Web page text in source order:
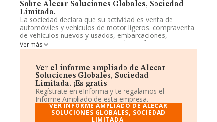
Sobre Alecar Soluciones Globales, Sociedad
Limitada.
La sociedad declara que su actividad es venta de
automóviles y vehículos de motor ligeros. compraventa
de vehículos nuevos y usados, embarcaciones,
camiones, caravanas. construcción y reformas,
edificación de edificios, compraventa de viviendas. mini
supermercados. La empresa es una Sociedad Limitada.
La actividad de referencia CNAE corresponde a
'Comercio al por menor de productos alimenticios,
bebidas y tabaco en puestos de venta y en mercadillos',
cuyo Código es 4781. No realiza actividad de
importación y/o exportación.
Ver más
Ver el informe ampliado de Alecar
Soluciones Globales, Sociedad
Limitada. ¡Es gratis!
Regístrate en eInforma y te regalamos el
Informe Ampliado de esta empresa.
VER INFORME AMPLIADO DE ALECAR
SOLUCIONES GLOBALES, SOCIEDAD
LIMITADA.